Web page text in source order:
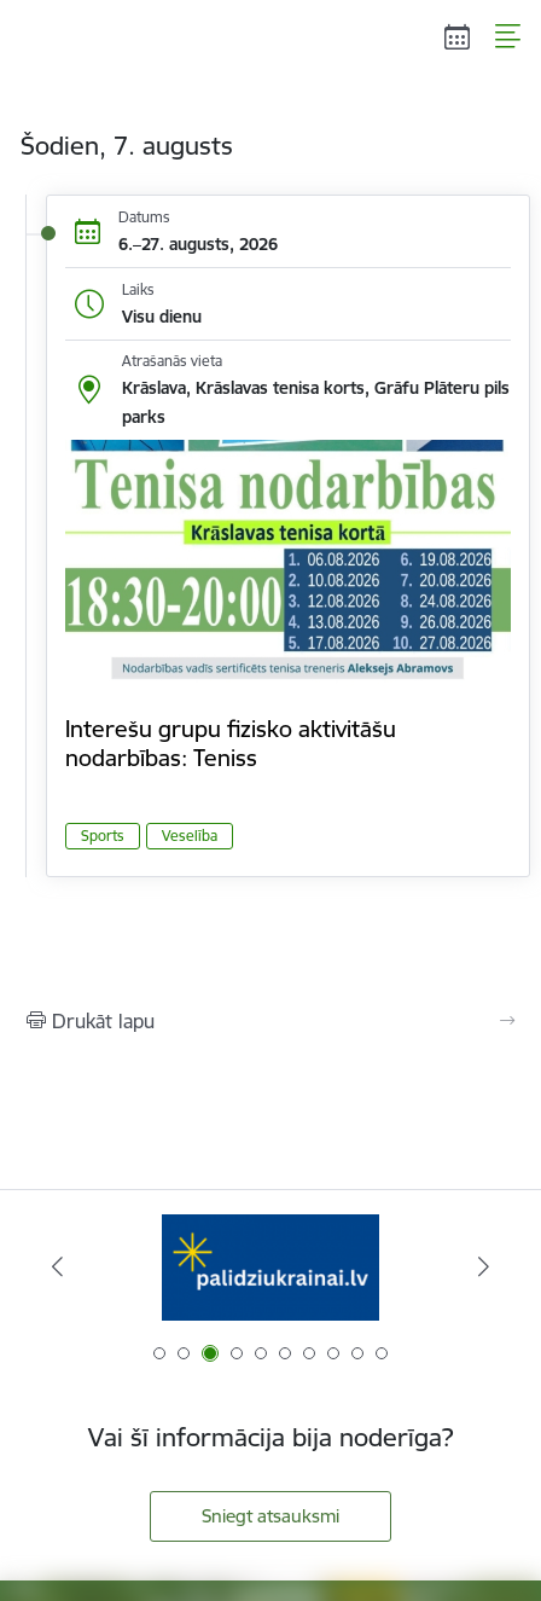
Šodien, 7. augusts
Datums
6.–27. augusts, 2026
Laiks
Visu dienu
Atrašanās vieta
Krāslava, Krāslavas tenisa korts, Grāfu Plāteru pils
parks
Interešu grupu fizisko aktivitāšu
nodarbības: Teniss
Sports Veselība
Drukāt lapu
Vai šī informācija bija noderīga?
Sniegt atsauksmi